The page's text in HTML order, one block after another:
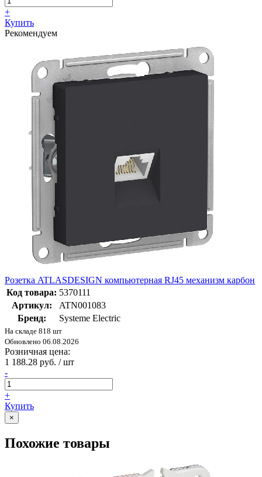
+
Купить
Рекомендуем
Розетка ATLASDESIGN компьютерная RJ45 механизм карбон
Код товара: 5370111
Артикул:
ATN001083
Бренд:
Systeme Electric
На складе 818 шт
Обновлено 06.08.2026
Розничная цена:
1 188.28 руб. / шт
-
+
Купить
×
Похожие товары